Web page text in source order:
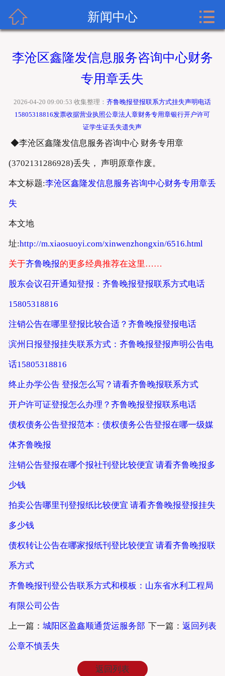
齐鲁晚报广告网首页
齐鲁晚报登报内容
齐鲁晚报登报格式
齐鲁晚报登报挂失流程
齐鲁晚报联系方式
 新闻中心 
李沧区鑫隆发信息服务咨询中心财务
专用章丢失
2026-04-20 09:00:53 收集整理：齐鲁晚报登报联系方式挂失声明电话
15805318816发票收据营业执照公章法人章财务专用章银行开户许可
证学生证丢失遗失声
◆李沧区鑫隆发信息服务咨询中心 财务专用章
(3702131286928)丢失， 声明原章作废。
本文标题:李沧区鑫隆发信息服务咨询中心财务专用章丢
失
本文地
址:http://m.xiaosuoyi.com/xinwenzhongxin/6516.html
关于齐鲁晚报的更多经典推荐在这里……
股东会议召开通知登报：齐鲁晚报登报联系方式电话
15805318816
注销公告在哪里登报比较合适？齐鲁晚报登报电话
滨州日报登报挂失联系方式：齐鲁晚报登报声明公告电
话15805318816
终止办学公告 登报怎么写？请看齐鲁晚报联系方式
开户许可证登报怎么办理？齐鲁晚报登报联系电话
债权债务公告登报范本：债权债务公告登报在哪一级媒
体齐鲁晚报
注销公告登报在哪个报社刊登比较便宜 请看齐鲁晚报多
少钱
拍卖公告哪里刊登报纸比较便宜 请看齐鲁晚报登报挂失
多少钱
债权转让公告在哪家报纸刊登比较便宜 请看齐鲁晚报联
系方式
齐鲁晚报刊登公告联系方式和模板：山东省水利工程局
有限公司公告
下一篇：返回列表
上一篇： 城阳区盈鑫顺通货运服务部
公章不慎丢失
返回列表